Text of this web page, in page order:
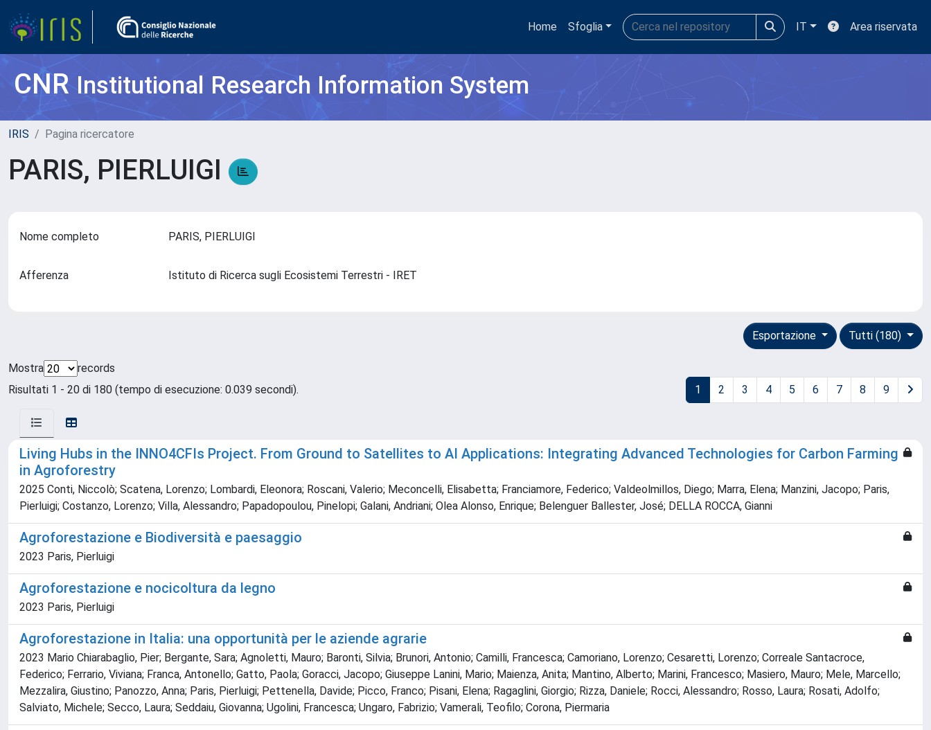
Home Sfoglia IT Area riservata
CNRInstitutional Research Information System
IRIS Pagina ricercatore
PARIS, PIERLUIGI
Nome completo PARIS, PIERLUIGI
Afferenza Istituto di Ricerca sugli Ecosistemi Terrestri - IRET
Tutti (180)
Esportazione
Mostra
records
Risultati 1 - 20 di 180 (tempo di esecuzione: 0.039 secondi).
1 2 3 4 5 6 7 8 9
Living Hubs in the INNO4CFIs Project. From Ground to Satellites to AI Applications: Integrating Advanced Technologies for Carbon Farming
in Agroforestry
2025 Conti, Niccolò; Scatena, Lorenzo; Lombardi, Eleonora; Roscani, Valerio; Meconcelli, Elisabetta; Franciamore, Federico; Valdeolmillos, Diego; Marra, Elena; Manzini, Jacopo; Paris,
Pierluigi; Costanzo, Lorenzo; Villa, Alessandro; Papadopoulou, Pinelopi; Galani, Andriani; Olea Alonso, Enrique; Belenguer Ballester, José; DELLA ROCCA, Gianni
Agroforestazione e Biodiversità e paesaggio
2023 Paris, Pierluigi
Agroforestazione e nocicoltura da legno
2023 Paris, Pierluigi
Agroforestazione in Italia: una opportunità per le aziende agrarie
2023 Mario Chiarabaglio, Pier; Bergante, Sara; Agnoletti, Mauro; Baronti, Silvia; Brunori, Antonio; Camilli, Francesca; Camoriano, Lorenzo; Cesaretti, Lorenzo; Correale Santacroce,
Federico; Ferrario, Viviana; Franca, Antonello; Gatto, Paola; Goracci, Jacopo; Giuseppe Lanini, Mario; Maienza, Anita; Mantino, Alberto; Marini, Francesco; Masiero, Mauro; Mele, Marcello;
Mezzalira, Giustino; Panozzo, Anna; Paris, Pierluigi; Pettenella, Davide; Picco, Franco; Pisani, Elena; Ragaglini, Giorgio; Rizza, Daniele; Rocci, Alessandro; Rosso, Laura; Rosati, Adolfo;
Salviato, Michele; Secco, Laura; Seddaiu, Giovanna; Ugolini, Francesca; Ungaro, Fabrizio; Vamerali, Teofilo; Corona, Piermaria